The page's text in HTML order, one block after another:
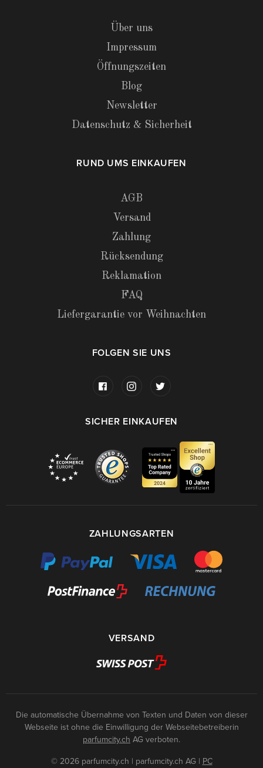
Über uns
Impressum
Öffnungszeiten
Blog
Newsletter
Datenschutz & Sicherheit
RUND UMS EINKAUFEN
AGB
Versand
Zahlung
Rücksendung
Reklamation
FAQ
Liefergarantie vor Weihnachten
FOLGEN SIE UNS
SICHER EINKAUFEN
ZAHLUNGSARTEN
VERSAND
Die automatische Übernahme von Texten und Daten von dieser
Webseite ist ohne die Einwilligung der Webseitebetreiberin
parfumcity.ch AG verboten.
© 2026 parfumcity.ch | parfumcity.ch AG | PC